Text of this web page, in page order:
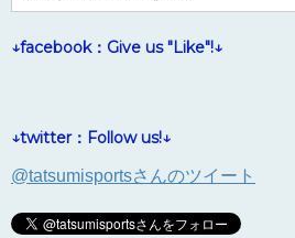
↓facebook：Give us "Like"!↓
↓twitter：Follow us!↓
@tatsumisportsさんのツイート